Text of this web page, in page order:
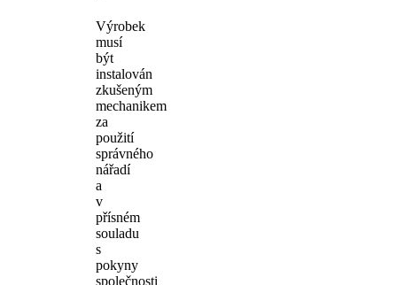
Výrobek
musí
být
instalován
zkušeným
mechanikem
za
použití
správného
nářadí
a
v
přísném
souladu
s
pokyny
společnosti